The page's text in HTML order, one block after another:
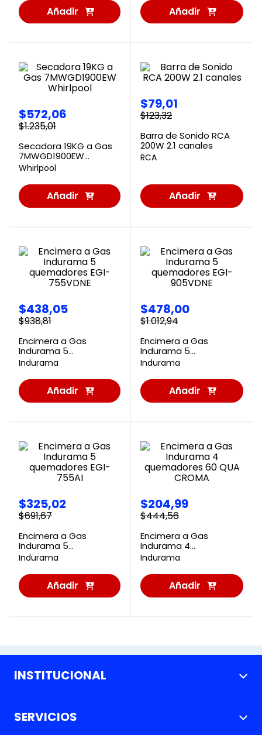
Añadir
al
Añadir
al
$572,06
$1.235,01
Secadora 19KG a Gas
7MWGD1900EW
Whirlpool
Whirlpool
Añadir
al
$79,01
$123,32
Barra de Sonido RCA
200W 2.1 canales
RCA
Añadir
al
$438,05
$938,81
Encimera a Gas
Indurama 5
quemadores EGI-
Indurama
Añadir
al
$478,00
$1.012,94
Encimera a Gas
Indurama 5
quemadores EGI-
Indurama
Añadir
al
$325,02
$691,67
Encimera a Gas
Indurama 5
quemadores EGI-755AI
Indurama
Añadir
al
$204,99
$444,56
Encimera a Gas
Indurama 4
quemadores 60 QUA
Indurama
Añadir
al
INSTITUCIONAL +
Nuestras Tiendas
SERVICIOS +